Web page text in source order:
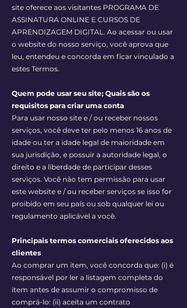
site oferece aos visitantes PROGRAMA DE
ASSINATURA ONLINE E CURSOS DE
APRENDIZAGEM DIGITAL. Ao acessar ou usar
o website do nosso serviço, você aprova que
leu, entendeu e concorda em ficar vinculado a
estes Termos.
Quem pode usar seu site; Quais são os
requisitos para criar uma conta
Para usar nosso site e / ou receber nossos
serviços, você deve ter pelo menos 16 anos de
idade ou ter a idade legal de maioridade em
sua jurisdição, e possuir a autoridade legal, o
direito e a liberdade de participar desses
serviços. Você não tem permissão para usar
este website e / ou receber serviços se isso for
proibido em seu país ou sob qualquer lei ou
regulamento aplicável a você.
Principais termos comerciais oferecidos aos
clientes
Ao comprar um item, você concorda que: (i) é
responsável por ler a listagem completa do
item antes de assumir o compromisso de
comprá-lo: (ii) aceita um contrato